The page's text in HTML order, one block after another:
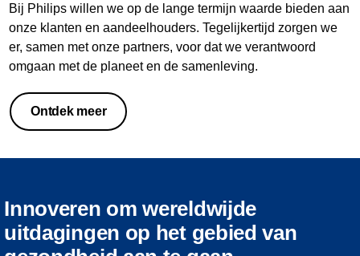
Bij Philips willen we op de lange termijn waarde bieden aan
onze klanten en aandeelhouders. Tegelijkertijd zorgen we
er, samen met onze partners, voor dat we verantwoord
omgaan met de planeet en de samenleving.
Ontdek meer
Innoveren om wereldwijde
uitdagingen op het gebied van